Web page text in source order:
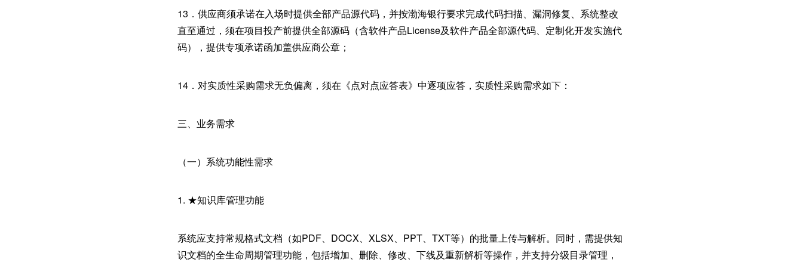
13．供应商须承诺在入场时提供全部产品源代码，并按渤海银行要求完成代码扫描、漏洞修复、系统整改
直至通过，须在项目投产前提供全部源码（含软件产品License及软件产品全部源代码、定制化开发实施代
码），提供专项承诺函加盖供应商公章；
14．对实质性采购需求无负偏离，须在《点对点应答表》中逐项应答，实质性采购需求如下：
三、业务需求
（一）系统功能性需求
1. ★知识库管理功能
系统应支持常规格式文档（如PDF、DOCX、XLSX、PPT、TXT等）的批量上传与解析。同时，需提供知
识文档的全生命周期管理功能，包括增加、删除、修改、下线及重新解析等操作，并支持分级目录管理，